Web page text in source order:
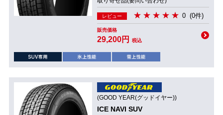
レビュー 0 (0件)
販売価格
29,200円 税込
(GOOD YEAR(グッドイヤー))
ICE NAVI SUV